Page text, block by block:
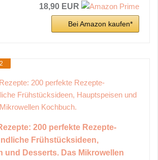
18,90 EUR
Bei Amazon kaufen*
200 perfekte Rezepte-
Frühstücksideen,
und Desserts. Das Mikrowellen